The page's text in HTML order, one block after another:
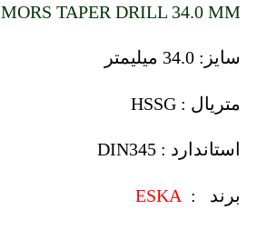
MORS TAPER DRILL 34.0 MM
سایز: 34.0 میلیمتر
متریال : HSSG
استاندارد : DIN345
برند : ESKA